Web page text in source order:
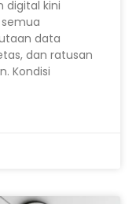
digital kini
data
dan ratusan
Kondisi